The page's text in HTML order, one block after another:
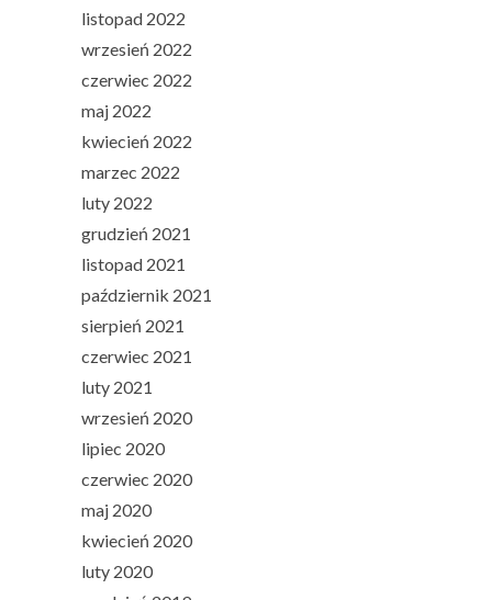
listopad 2022
wrzesień 2022
czerwiec 2022
maj 2022
kwiecień 2022
marzec 2022
luty 2022
grudzień 2021
listopad 2021
październik 2021
sierpień 2021
czerwiec 2021
luty 2021
wrzesień 2020
lipiec 2020
czerwiec 2020
maj 2020
kwiecień 2020
luty 2020